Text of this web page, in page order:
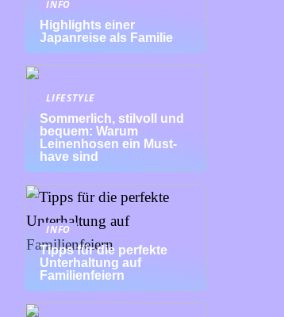
INFO
Highlights einer
Japanreise als Familie
LIFESTYLE
Sommerlich, stilvoll und
bequem: Warum
Leinenhosen ein Must-
have sind
INFO
Tipps für die perfekte
Unterhaltung auf
Familienfeiern